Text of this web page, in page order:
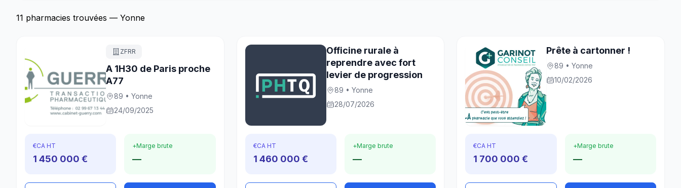
11 pharmacies trouvées — Yonne
ZFRR
A 1H30 de Paris proche
A77
89 • Yonne
24/09/2025
€CA HT
1 450 000 €
+Marge brute
—
Officine rurale à
reprendre avec fort
levier de progression
89 • Yonne
28/07/2026
€CA HT
1 460 000 €
+Marge brute
—
Prête à cartonner !
89 • Yonne
10/02/2026
€CA HT
1 700 000 €
+Marge brute
—